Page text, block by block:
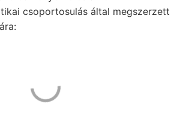
csoportosulás által megszerzett